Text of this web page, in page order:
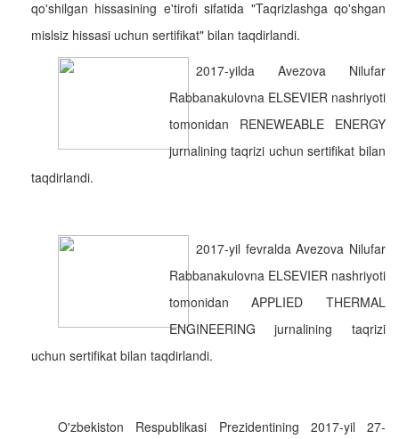
qo'shilgan hissasining e'tirofi sifatida "Taqrizlashga qo'shgan
mislsiz hissasi uchun sertifikat" bilan taqdirlandi.
2017-yilda Avezova Nilufar
Rabbanakulovna ELSEVIER nashriyoti
tomonidan RENEWEABLE ENERGY
jurnalining taqrizi uchun sertifikat bilan
taqdirlandi.
2017-yil fevralda Avezova Nilufar
Rabbanakulovna ELSEVIER nashriyoti
tomonidan APPLIED THERMAL
ENGINEERING jurnalining taqrizi
uchun sertifikat bilan taqdirlandi.
O'zbekiston Respublikasi Prezidentining 2017-yil 27-